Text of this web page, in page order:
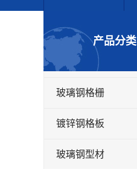
产品分类
玻璃钢格栅
镀锌钢格板
玻璃钢型材